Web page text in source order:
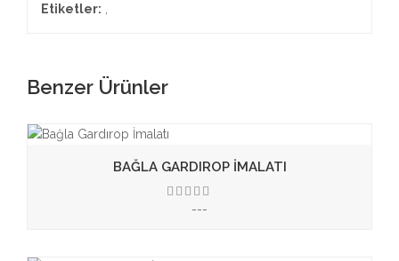
Etiketler:
Benzer Ürünler
BAĞLA GARDIROP İMALATI
3.50
---